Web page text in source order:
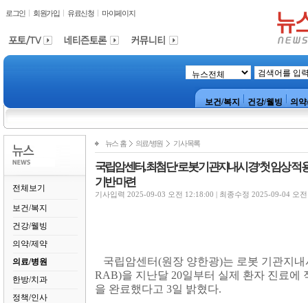
로그인 회원가입 유료신청 마이페이지
보건/복지 건강/웰빙 의
전체보기
보건/복지
건강/웰빙
의약/제약
의료/병원
한방/치과
정책/인사
뉴스 홈 의료/병원 기사목록
국립암센터, 최첨단‘로봇 기관지내시경’첫 임상 적
기반 마련
기사입력 2025-09-03 오전 12:18:00 | 최종수정 2025-09-04 오
국립암센터(원장 양한광)는 로봇 기관지내
RAB)을 지난달 20일부터 실제 환자 진료에
을 완료했다고 3일 밝혔다.